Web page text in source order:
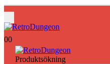
00
Produktsökning